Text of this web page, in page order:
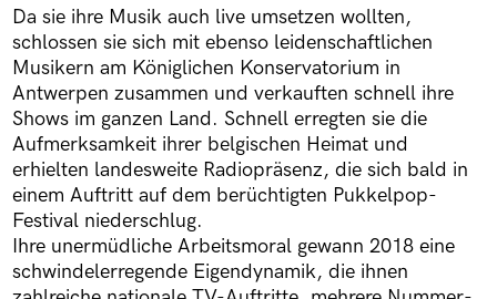
Da sie ihre Musik auch live umsetzen wollten,
schlossen sie sich mit ebenso leidenschaftlichen
Musikern am Königlichen Konservatorium in
Antwerpen zusammen und verkauften schnell ihre
Shows im ganzen Land. Schnell erregten sie die
Aufmerksamkeit ihrer belgischen Heimat und
erhielten landesweite Radiopräsenz, die sich bald in
einem Auftritt auf dem berüchtigten Pukkelpop-
Festival niederschlug.
Ihre unermüdliche Arbeitsmoral gewann 2018 eine
schwindelerregende Eigendynamik, die ihnen